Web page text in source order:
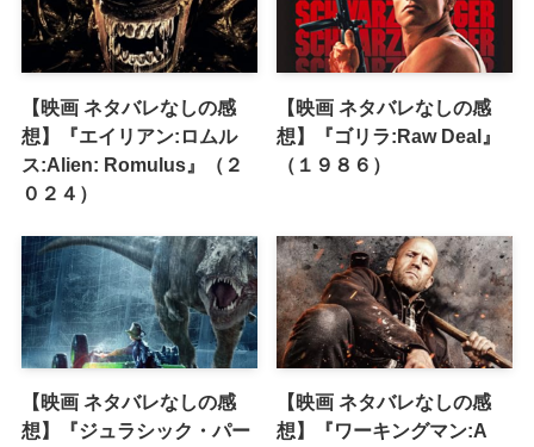
【映画 ネタバレなしの感
想】『エイリアン:ロムル
ス:Alien: Romulus』（２
０２４）
【映画 ネタバレなしの感
想】『ゴリラ:Raw Deal』
（１９８６）
【映画 ネタバレなしの感
想】『ジュラシック・パー
【映画 ネタバレなしの感
想】『ワーキングマン:A